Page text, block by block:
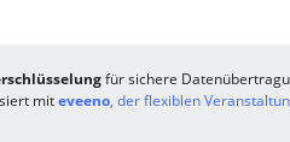
für sichere
miteveeno, der flexiblen